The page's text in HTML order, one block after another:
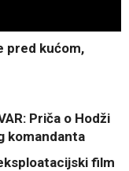
pred kućom,
Priča o Hodži
komandanta
film